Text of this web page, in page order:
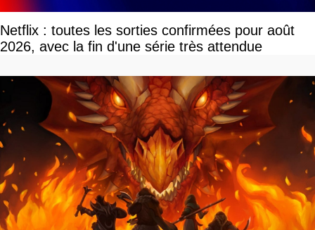
Netflix : toutes les sorties confirmées pour août
2026, avec la fin d'une série très attendue